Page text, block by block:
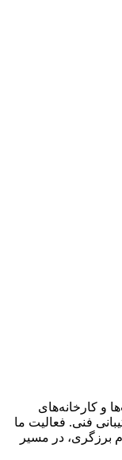
و کارخانه‌های
فنی. فعالیت ما
برزگری، در مسیر